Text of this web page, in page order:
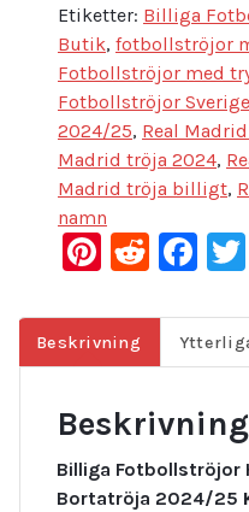
Etiketter: Billiga
Butik, fotbollströjor
Fotbollströjor med
Fotbollströjor Sverige
2024/25, Real
Madrid tröja 2024,
Madrid tröja billigt,
namn
Beskrivning
Beskrivning
Billiga Fotbollströjor
Bortatröja 2024/25